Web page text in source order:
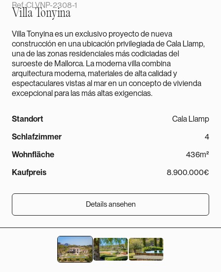
Villa Tonyina
Ref.:CLVNP-2308-1
Villa Tonyina es un exclusivo proyecto de nueva
construcción en una ubicación privilegiada de Cala Llamp,
una de las zonas residenciales más codiciadas del
suroeste de Mallorca. La moderna villa combina
arquitectura moderna, materiales de alta calidad y
espectaculares vistas al mar en un concepto de vivienda
excepcional para las más altas exigencias.
Standort
Cala Llamp
Schlafzimmer
4
Wohnfläche
436m²
Kaufpreis
8.900.000€
Details ansehen
Details ansehen